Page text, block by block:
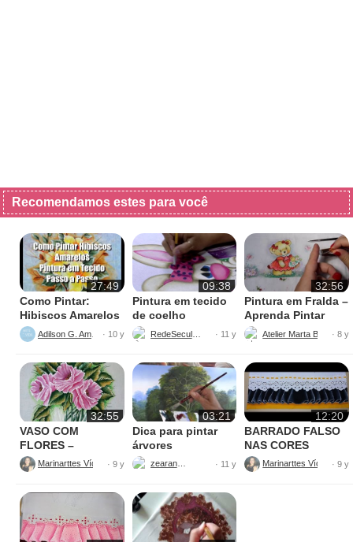
Recomendamos estes para você
27:49
Como Pintar:
Hibiscos Amarelos
· 10 y
09:38
Pintura em tecido
de coelho
RedeSeculo21 · 11 y
32:56
Pintura em Fralda –
Aprenda Pintar
Ursinha
Atelier Marta Beatriz· 8 y
32:55
VASO COM
FLORES –
PINTURAS
· 9 y
03:21
Dica para pintar
árvores
zearantes · 11 y
12:20
BARRADO FALSO
NAS CORES
AMARELO E
PRETO
· 9 y